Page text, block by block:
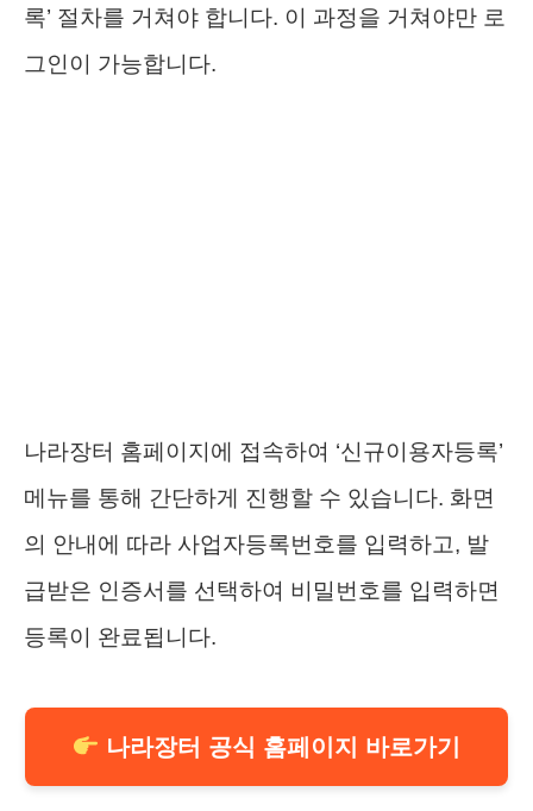
록’ 절차를 거쳐야 합니다. 이 과정을 거쳐야만 로
그인이 가능합니다.
나라장터 홈페이지에 접속하여 ‘신규이용자등록’
메뉴를 통해 간단하게 진행할 수 있습니다. 화면
의 안내에 따라 사업자등록번호를 입력하고, 발
급받은 인증서를 선택하여 비밀번호를 입력하면
등록이 완료됩니다.
나라장터 공식 홈페이지 바로가기